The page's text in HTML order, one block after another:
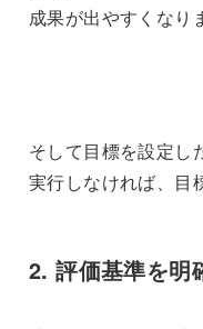
成果が出やすくなり
そして目標を設定し
実行しなければ、目
2. 評価基準を明